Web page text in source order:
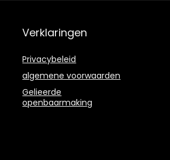
Verklaringen
Privacybeleid
algemene voorwaarden
Gelieerde
openbaarmaking